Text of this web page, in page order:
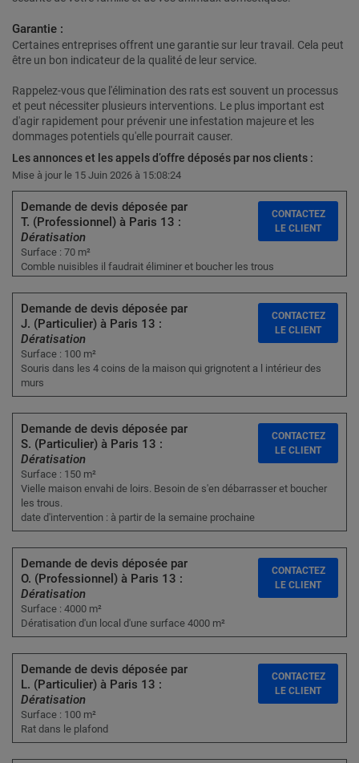
Garantie :
Certaines entreprises offrent une garantie sur leur travail. Cela peut
être un bon indicateur de la qualité de leur service.
Rappelez-vous que l'élimination des rats est souvent un processus
et peut nécessiter plusieurs interventions. Le plus important est
d'agir rapidement pour prévenir une infestation majeure et les
dommages potentiels qu'elle pourrait causer.
Les annonces et les appels d’offre déposés par nos clients :
Mise à jour le 15 Juin 2026 à 15:08:24
Demande de devis déposée par
T. (Professionnel) à Paris 13 :
Dératisation
Surface : 70 m²
Comble nuisibles il faudrait éliminer et boucher les trous
CONTACTEZ
LE CLIENT
Demande de devis déposée par
J. (Particulier) à Paris 13 :
Dératisation
Surface : 100 m²
Souris dans les 4 coins de la maison qui grignotent a l intérieur des
murs
CONTACTEZ
LE CLIENT
Demande de devis déposée par
S. (Particulier) à Paris 13 :
Dératisation
Surface : 150 m²
Vielle maison envahi de loirs. Besoin de s'en débarrasser et boucher
les trous.
date d'intervention : à partir de la semaine prochaine
CONTACTEZ
LE CLIENT
Demande de devis déposée par
O. (Professionnel) à Paris 13 :
Dératisation
Surface : 4000 m²
Dératisation d'un local d'une surface 4000 m²
CONTACTEZ
LE CLIENT
Demande de devis déposée par
L. (Particulier) à Paris 13 :
Dératisation
Surface : 100 m²
Rat dans le plafond
CONTACTEZ
LE CLIENT